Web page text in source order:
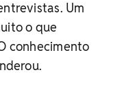
Um
o que
conhecimento